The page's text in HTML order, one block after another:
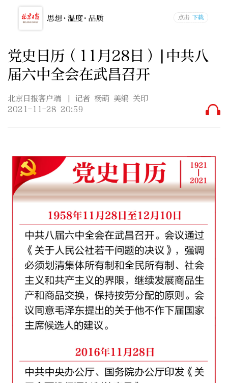
党史日历（11月28日）|中共八
届六中全会在武昌召开
北京日报客户端
| 记者 杨萌 美编 关印
2021-11-28 20:59